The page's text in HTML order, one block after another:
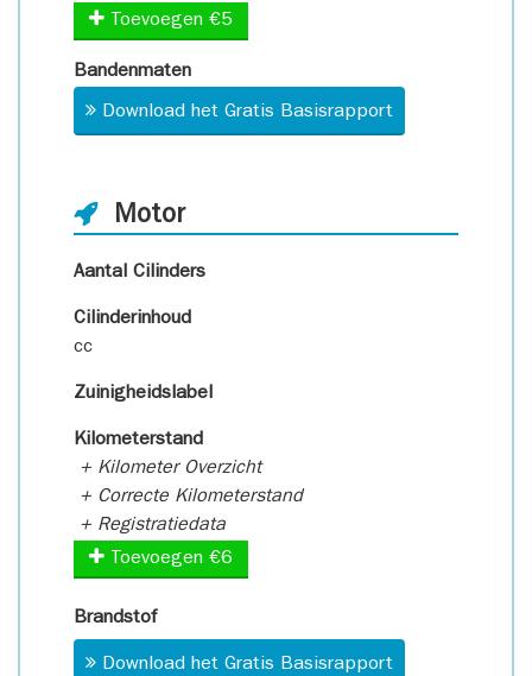
Toevoegen €5
Bandenmaten
Download het Gratis Basisrapport
Motor
Aantal Cilinders
Cilinderinhoud
cc
Zuinigheidslabel
Kilometerstand
+ Kilometer Overzicht
+ Correcte Kilometerstand
+ Registratiedata
Toevoegen €6
Brandstof
Download het Gratis Basisrapport